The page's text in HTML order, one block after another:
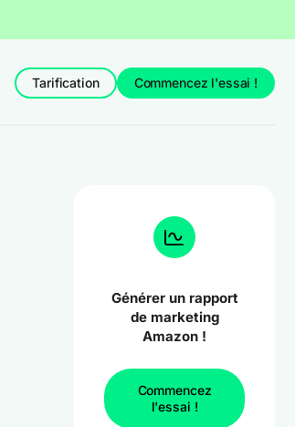
Tarification Commencez l'essai !
Générer un rapport
de marketing
Amazon !
Commencez
l'essai !